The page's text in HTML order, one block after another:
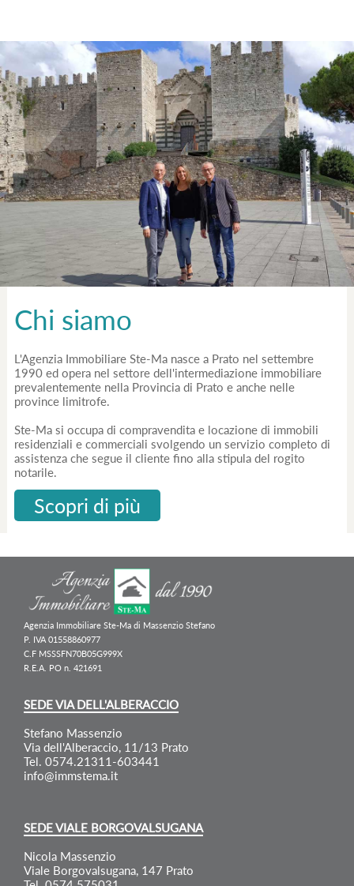
Chi siamo
L'Agenzia Immobiliare Ste-Ma nasce a Prato nel settembre
1990 ed opera nel settore dell'intermediazione immobiliare
prevalentemente nella Provincia di Prato e anche nelle
province limitrofe.
Ste-Ma si occupa di compravendita e locazione di immobili
residenziali e commerciali svolgendo un servizio completo di
assistenza che segue il cliente fino alla stipula del rogito
notarile.
Scopri di più
Agenzia Immobiliare Ste-Ma di Massenzio Stefano
P. IVA 01558860977
C.F MSSSFN70B05G999X
R.E.A. PO n. 421691
SEDE VIA DELL'ALBERACCIO
Stefano Massenzio
Via dell'Alberaccio, 11/13 Prato
Tel. 0574.21311-603441
info@immstema.it
SEDE VIALE BORGOVALSUGANA
Nicola Massenzio
Viale Borgovalsugana, 147 Prato